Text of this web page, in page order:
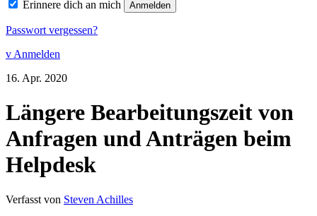
Erinnere dich an mich
Passwort vergessen?
v Anmelden
16. Apr. 2020
Längere Bearbeitungszeit von
Anfragen und Anträgen beim
Helpdesk
Verfasst von Steven Achilles